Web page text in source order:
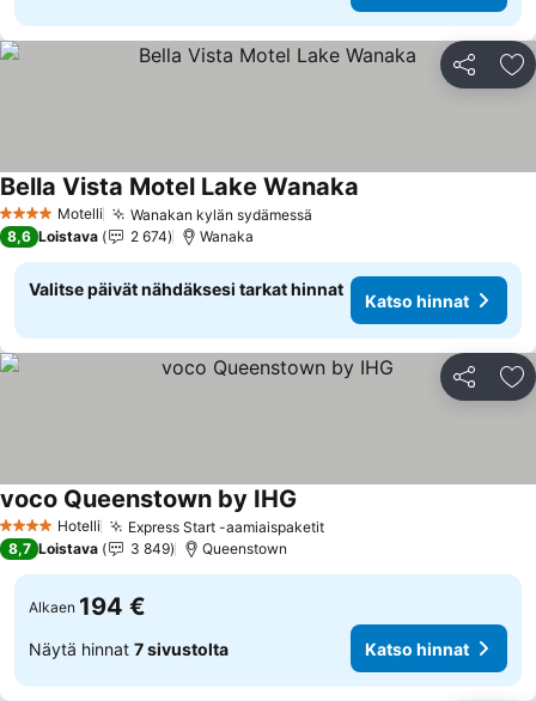
Jaa
4 Tähtiluokitus
Motelli Wanakan kylän sydämessä
Bella Vista Motel Lake Wanaka
8,6 Loistava 2 674 Wanaka
Valitse päivät nähdäksesi tarkat hinnat
Katso hinnat
Jaa
4 Tähtiluokitus
Hotelli Express Start -aamiaispaketitKatso hinnat
voco Queenstown by IHG
8,7 Loistava 3 849 Queenstown
Alkaen 194 €
Näytä hinnat 7 sivustolta Katso hinnat